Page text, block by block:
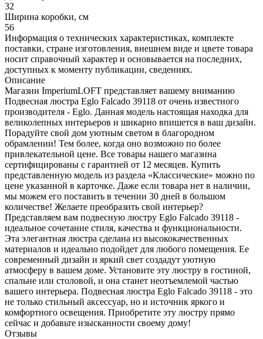
32
Ширина коробки, см
56
Информация о технических характеристиках, комплекте
поставки, стране изготовления, внешнем виде и цвете товара
носит справочный характер и основывается на последних,
доступных к моменту публикации, сведениях.
Описание
Магазин ImperiumLOFT представляет вашему вниманию
Подвесная люстра Eglo Falcado 39118 от очень известного
производителя - Eglo. Данная модель настоящая находка для
великолепных интерьеров и шикарно впишется в ваш дизайн.
Порадуйте свой дом уютным светом в благородном
обрамлении! Тем более, когда оно возможно по более
привлекательной цене. Все товары нашего магазина
сертифицированы с гарантией от 12 месяцев. Купить
представленную модель из раздела «Классические» можно по
цене указанной в карточке. Даже если товара нет в наличии,
мы можем его поставить в течении 30 дней в большом
количестве! Желаете преобразить свой интерьер?
Представляем вам подвесную люстру Eglo Falcado 39118 -
идеальное сочетание стиля, качества и функциональности.
Эта элегантная люстра сделана из высококачественных
материалов и идеально подойдет для любого помещения. Ее
современный дизайн и яркий свет создадут уютную
атмосферу в вашем доме. Установите эту люстру в гостиной,
спальне или столовой, и она станет неотъемлемой частью
вашего интерьера. Подвесная люстра Eglo Falcado 39118 - это
не только стильный аксессуар, но и источник яркого и
комфортного освещения. Приобретите эту люстру прямо
сейчас и добавьте изысканности своему дому!
Отзывы